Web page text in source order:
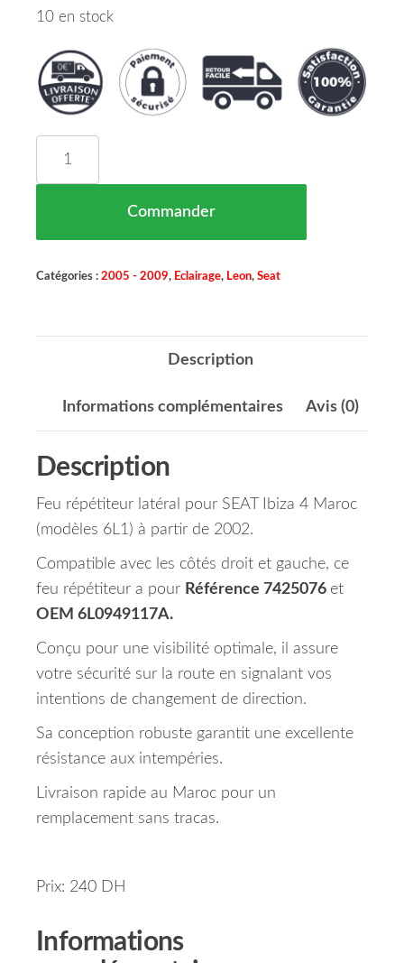
10 en stock
Commander
Catégories : 2005 - 2009, Eclairage, Leon, Seat
Description
Informations complémentaires Avis (0)
Description
Feu répétiteur latéral pour SEAT Ibiza 4 Maroc
(modèles 6L1) à partir de 2002.
Compatible avec les côtés droit et gauche, ce
feu répétiteur a pour Référence 7425076 et
OEM 6L0949117A.
Conçu pour une visibilité optimale, il assure
votre sécurité sur la route en signalant vos
intentions de changement de direction.
Sa conception robuste garantit une excellente
résistance aux intempéries.
Livraison rapide au Maroc pour un
remplacement sans tracas.
Prix: 240 DH
Informations